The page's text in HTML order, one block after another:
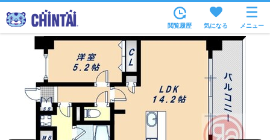
沿線・駅から
住所から
家賃相場から
通勤通学時間から
物件特集から
閲覧履歴 気になる メニュー